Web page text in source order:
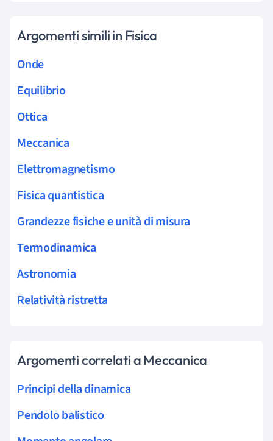
Argomenti simili in Fisica
Onde
Equilibrio
Ottica
Meccanica
Elettromagnetismo
Fisica quantistica
Grandezze fisiche e unità di misura
Termodinamica
Astronomia
Relatività ristretta
Argomenti correlati a Meccanica
Principi della dinamica
Pendolo balistico